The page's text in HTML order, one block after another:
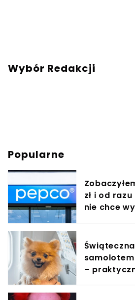
Wybór Redakcji
Popularne
zł i od razu
nie chce
–